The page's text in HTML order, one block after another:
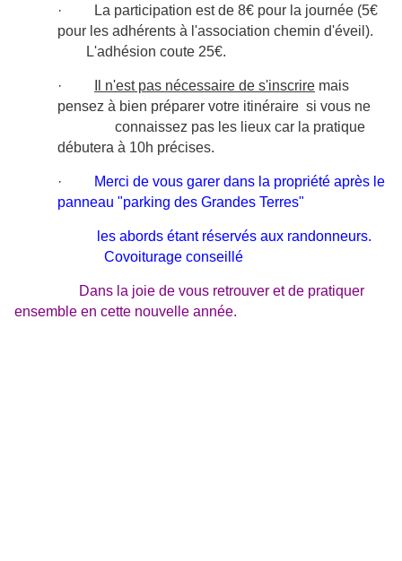
·
La participation est de 8€ pour la journée (5€
pour les adhérents à l'association chemin d'éveil).
L'adhésion coute 25€.
· Il n'est pas nécessaire de s'inscrire mais
pensez à bien préparer votre itinéraire si vous ne
connaissez pas les lieux car la pratique
débutera à 10h précises.
·
Merci de vous garer dans la propriété après le
panneau "parking des Grandes Terres"
les abords étant réservés aux randonneurs.
Covoiturage conseillé
Dans la joie de vous retrouver et de pratiquer
ensemble en cette nouvelle année.